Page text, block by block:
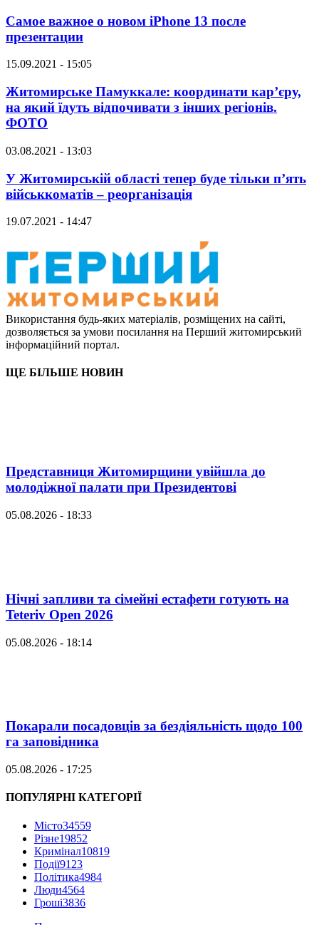
Самое важное о новом iPhone 13 после
презентации
15.09.2021 - 15:05
Житомирське Памуккале: координати кар’єру,
на який їдуть відпочивати з інших регіонів.
ФОТО
03.08.2021 - 13:03
У Житомирській області тепер буде тільки п’ять
військкоматів – реорганізація
19.07.2021 - 14:47
Використання будь-яких матеріалів, розміщених на сайті,
дозволяється за умови посилання на Перший житомирський
інформаційний портал.
ЩЕ БІЛЬШЕ НОВИН
Представниця Житомирщини увійшла до
молодіжної палати при Президентові
05.08.2026 - 18:33
Нічні запливи та сімейні естафети готують на
Teteriv Open 2026
05.08.2026 - 18:14
Покарали посадовців за бездіяльність щодо 100
га заповідника
05.08.2026 - 17:25
ПОПУЛЯРНІ КАТЕГОРІЇ
Місто34559
Різне19852
Кримінал10819
Події9123
Політика4984
Люди4564
Гроші3836